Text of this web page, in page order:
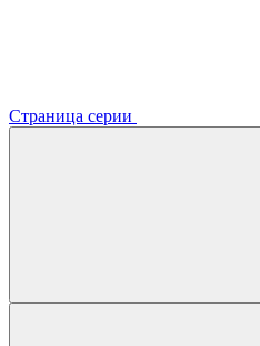
Страница серии